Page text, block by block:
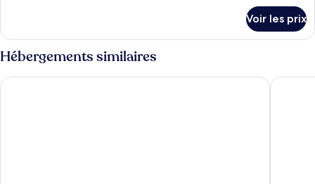
Villa
le
type
de
chambre
Villa
Voir les prix
Hébergements similaires
Pet Rainbow Maison Resort Hotel Black